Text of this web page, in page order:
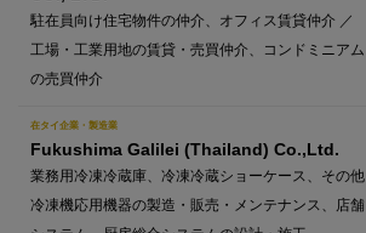
駐在員向け住宅物件の仲介、オフィス賃貸仲介 ／
工場・工業用地の賃貸・売買仲介、コンドミニアム
の売買仲介
在タイ企業・製造業
Fukushima Galilei (Thailand) Co.,Ltd.
業務用冷凍冷蔵庫、冷凍冷蔵ショーケース、その他
冷凍機応用機器の製造・販売・メンテナンス、店舗